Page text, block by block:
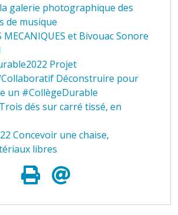
galerie photographique des
de musique
MECANIQUES et Bivouac Sonore
Projet
Déconstruire pour
un #CollègeDurable
dés sur carré tissé, en
Concevoir une chaise,
libres